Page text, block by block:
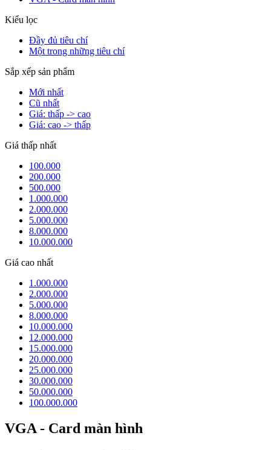
Kiểu lọc
Đầy đủ tiêu chí
Một trong những tiêu chí
Sắp xếp sản phẩm
Mới nhất
Cũ nhất
Giá: thấp -> cao
Giá: cao -> thấp
Giá thấp nhất
100.000
200.000
500.000
1.000.000
2.000.000
5.000.000
8.000.000
10.000.000
Giá cao nhất
1.000.000
2.000.000
5.000.000
8.000.000
10.000.000
12.000.000
15.000.000
20.000.000
25.000.000
30.000.000
50.000.000
100.000.000
VGA - Card màn hình